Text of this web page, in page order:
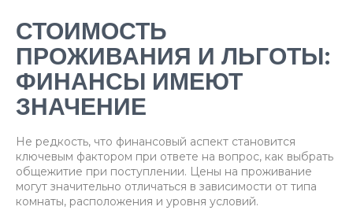
СТОИМОСТЬ
ПРОЖИВАНИЯ И ЛЬГОТЫ:
ФИНАНСЫ ИМЕЮТ
ЗНАЧЕНИЕ
Не редкость, что финансовый аспект становится
ключевым фактором при ответе на вопрос, как выбрать
общежитие при поступлении. Цены на проживание
могут значительно отличаться в зависимости от типа
комнаты, расположения и уровня условий.